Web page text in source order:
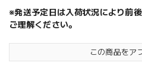
※発送予定日は入荷状況により前
ご理解ください。
この商品をア